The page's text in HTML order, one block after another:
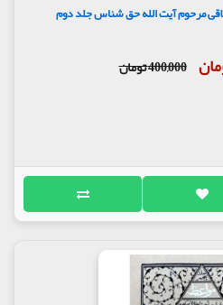
مرحوم آیت الله حق شناس جلد دوم
400,000 تومان